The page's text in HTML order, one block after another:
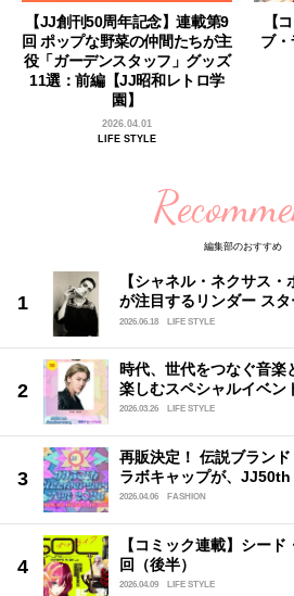
【JJ創刊50周年記念】連載第9
回 ポップな野菜の仲間たちが主
役「ガーデンスタッフ」グッズ
11選：前編【JJ昭和レトロ学
園】
2026.04.01
LIFE STYLE
【
ブ・
編集部のおすすめ
【シャネル・ネクサス
が注目するリンダー ス
2026.06.18
LIFE STYLE
時代、世代をつなぐ音楽
楽しむスペシャルイベ
2026.03.26 LIFE STYLE
再販決定！ 伝説ブラン
ラボキャップが、
2026.04.06 FASHION
【コミック連載】シー
回（後半）
2026.04.09 LIFE STYLE